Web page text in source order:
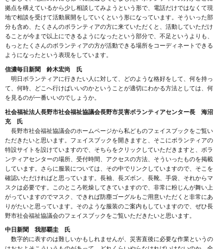
拠点を構えているから少し相談してみようという形で、電話だけではなくて現
地で相談を受けて活動展開をしていくという形になっています。そういった部
分も含め、たくさんのボランティアの方に来ていただくと、活動していただけ
ることが今まで以上にできるようになったという部分で、不足というよりも、
もっとたくさんのボランティアの方が活動できる場所をコーディネートできる
ようになったという表現をしています。
信濃毎日新聞 鈴木宏尚 氏
明日ボランティアに行きたい人に対して、どのような格好をして、何を持っ
て、何時、どこへ行けばいいのかということが適切にわかる方法としては、何
を見るのが一番いいのでしょうか。
社会福祉法人長野市社会福祉協議会長野市災害ボランティアセンター長 海沼
充 氏
長野市社会福祉協議会のホームページから私どものフェイスブックをご覧い
ただきたいと思います。フェイスブックを開きますと、そこにボランティアの
特設サイトを設けていますので、そちらをクリックしていただきますと、ボラ
ンティアセンターの場所、受付時間、アクセスの方法、そういったものを掲載
しています。さらに服装については、その中でリンクしていますので、そこを
確認いただければと思っています。長袖、長ズボン、長靴、手袋、それからマ
スクは必要です。このところ乾燥してきていますので、非常に粉じんが舞い上
がっていますのでマスク、できれば防塵ゴーグルもご用意いただくと非常にあ
りがたいと思っています。そのような服装のご案内もしていますので、ぜひ長
野市社会福祉協議会のフェイスブックをご覧いただきたいと思います。
中日新聞 我那覇圭 氏
数字的に表すのは難しいかもしれませんが、災害直後に必要な作業というの